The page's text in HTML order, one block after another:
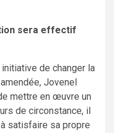
sera effectif
de changer la
Jovenel
mettre en œuvre un
de circonstance, il
satisfaire sa propre